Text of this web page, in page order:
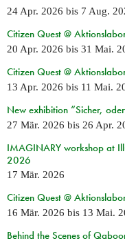
24 Apr. 2026 bis 7 Aug.
Citizen Quest @
20 Apr. 2026 bis 31 Mai.
Citizen Quest @
13 Apr. 2026 bis 11 Mai.
New exhibition “Sicher,
27 Mär. 2026 bis 26 Apr.
IMAGINARY workshop at
2026
17 Mär. 2026
Citizen Quest @
16 Mär. 2026 bis 13 Mai.
Behind the Scenes of